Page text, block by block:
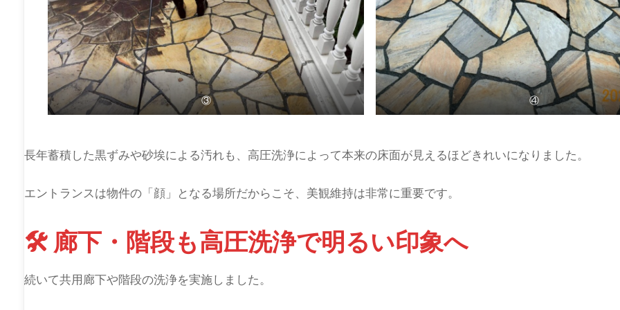
③ ④
長年蓄積した黒ずみや砂埃による汚れも、高圧洗浄によって本来の床面が見えるほどきれいになりました。
エントランスは物件の「顔」となる場所だからこそ、美観維持は非常に重要です。
🛠 廊下・階段も高圧洗浄で明るい印象へ
続いて共用廊下や階段の洗浄を実施しました。